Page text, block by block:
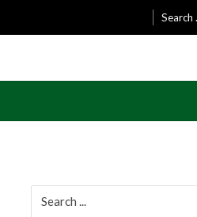
Search
for:
for: